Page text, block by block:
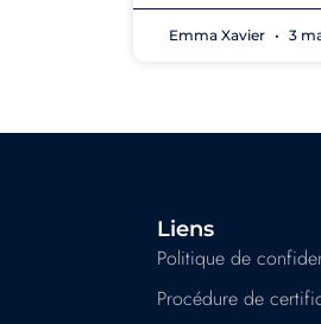
Emma Xavier 3
Liens
Politique de
Procédure de